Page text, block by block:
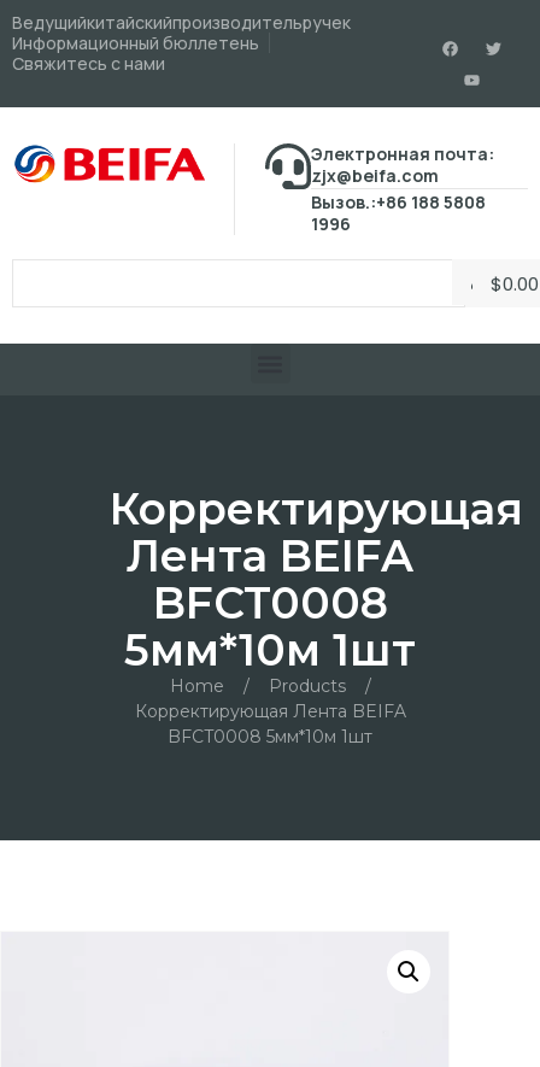
Ведущийкитайскийпроизводительручек
Информационный бюллетень
Свяжитесь с нами
Электронная почта:
zjx@beifa.com
Вызов.:+86 188 5808
1996
$0.00
Корректирующая
Лента BEIFA
BFCT0008
5мм*10м 1шт
Home / Products
/
Корректирующая Лента BEIFA
BFCT0008 5мм*10м 1шт